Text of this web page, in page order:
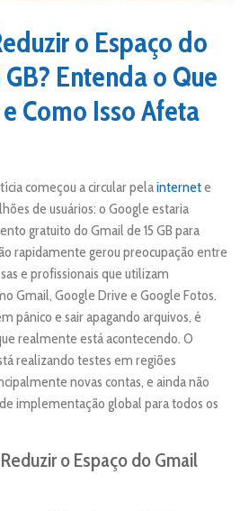
o Espaço do
Entenda o Que
Como Isso Afeta
começou a circular pelainternete
de usuários: o Google estaria
gratuito do Gmail de 15 GB para
rapidamente gerou preocupação entre
e profissionais que utilizam
Gmail, Google Drive e Google Fotos.
pânico e sair apagando arquivos, é
realmente está acontecendo. O
realizando testes em regiões
novas contas, e ainda não
implementação global para todos os
o Espaço do Gmail